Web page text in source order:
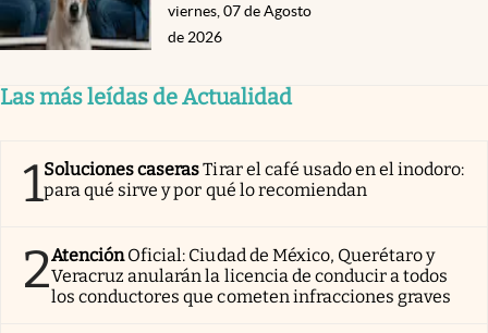
viernes, 07 de Agosto
de 2026
Las más leídas de Actualidad
1Soluciones caserasTirar el café usado en el inodoro:
para qué sirve y por qué lo recomiendan
2AtenciónOficial: Ciudad de México, Querétaro y
Veracruz anularán la licencia de conducir a todos
los conductores que cometen infracciones graves